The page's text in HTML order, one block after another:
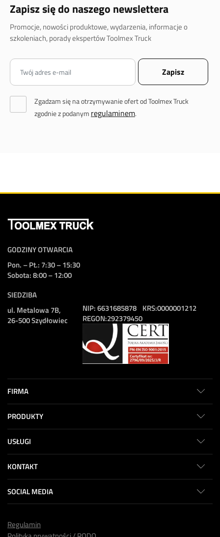
Zapisz się do naszego newslettera
Promocje, nowości produktowe, wydarzenia, informacje o
szkoleniach, porady ekspertów Toolmex Truck
Zgadzam się na otrzymywanie ofert od Toolmex Truck
zgodnie z podanym regulaminem.
GODZINY OTWARCIA
Pon. – Pt.: 7:30 – 15:30
Sobota: 8:00 – 12:00
SIEDZIBA
ul. Metalowa 7B,
26-500 Szydłowiec
NIP:6631685878
REGON:292379450
KRS:0000001212
FIRMA
PRODUKTY
USŁUGI
KONTAKT
SOCIAL MEDIA
Regulamin